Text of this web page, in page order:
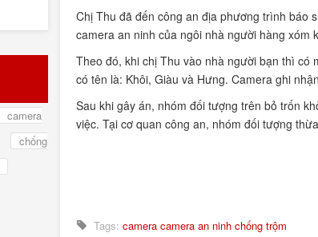
camera
chống
Chị Thu đã đến công an địa phương trình báo
camera an ninh của ngôi nhà người hàng xóm
Theo đó, khi chị Thu vào nhà người bạn thì có
có tên là: Khôi, Giàu và Hưng. Camera ghi
Sau khi gây án, nhóm đối tượng trên bỏ trốn
việc. Tại cơ quan công an, nhóm đối tượng
Tags: camera camera an ninh chống trộm